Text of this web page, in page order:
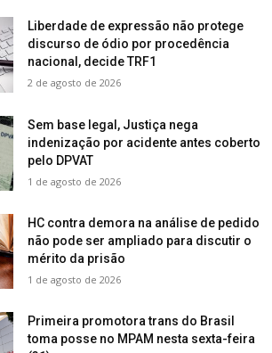
Liberdade de expressão não protege
discurso de ódio por procedência
nacional, decide TRF1
2 de agosto de 2026
Sem base legal, Justiça nega
indenização por acidente antes coberto
pelo DPVAT
1 de agosto de 2026
HC contra demora na análise de pedido
não pode ser ampliado para discutir o
mérito da prisão
1 de agosto de 2026
Primeira promotora trans do Brasil
toma posse no MPAM nesta sexta-feira